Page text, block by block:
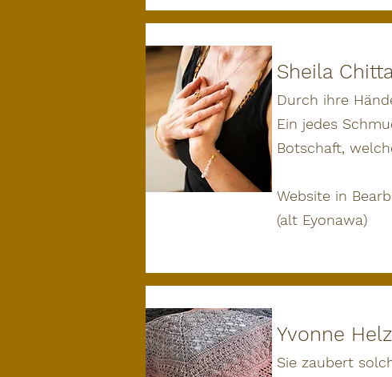
Sheila
Durch ihre
Ein jedes
Botschaft,
Website in
(alt Eyonawa)
Yvonne
Sie zaubert